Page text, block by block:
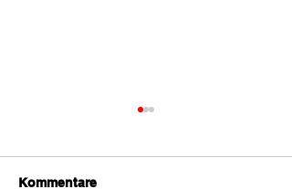
Kommentare